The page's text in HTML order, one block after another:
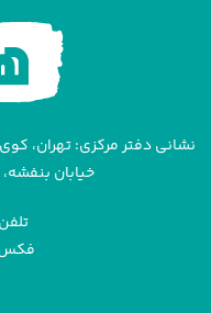
نشانی دفتر مرکزی: تهران،
خیابان بنفشه،
تلفن:
فکس: